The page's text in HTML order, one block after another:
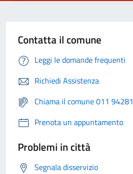
Contatta il comune
Leggi le domande frequenti
Richiedi Assistenza
Chiama il comune 011 94281
Prenota un appuntamento
Problemi in città
Segnala disservizio